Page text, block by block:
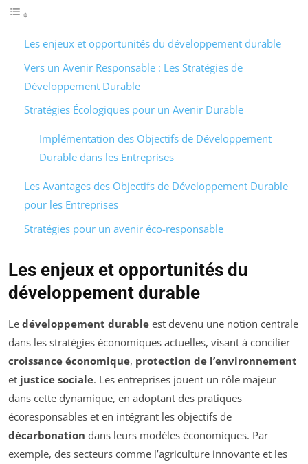
Les enjeux et opportunités du développement durable
Vers un Avenir Responsable : Les Stratégies de
Développement Durable
Stratégies Écologiques pour un Avenir Durable
Implémentation des Objectifs de Développement
Durable dans les Entreprises
Les Avantages des Objectifs de Développement Durable
pour les Entreprises
Stratégies pour un avenir éco-responsable
Les enjeux et opportunités du
développement durable
Le développement durable est devenu une notion centrale
dans les stratégies économiques actuelles, visant à concilier
croissance économique, protection de l’environnement
et justice sociale. Les entreprises jouent un rôle majeur
dans cette dynamique, en adoptant des pratiques
écoresponsables et en intégrant les objectifs de
décarbonation dans leurs modèles économiques. Par
exemple, des secteurs comme l’agriculture innovante et les